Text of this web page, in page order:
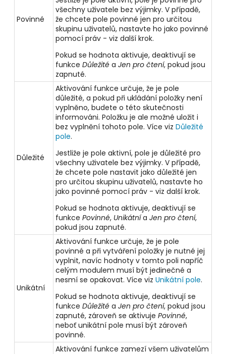
Povinné
všechny uživatele bez výjimky. V případě,
že chcete pole povinné jen pro určitou
skupinu uživatelů, nastavte ho jako povinné
pomocí práv - viz další krok.
Pokud se hodnota aktivuje, deaktivují se
funkceDůležité aJen pro čtení, pokud jsou
zapnuté.
Důležité
Aktivování funkce určuje, že je pole
důležité, a pokud při ukládání položky není
vyplněno, budete o této skutečnosti
informováni. Položku je ale možné uložit i
bez vyplnění tohoto pole. Více vizDůležité
pole.
Jestliže je pole aktivní, pole je důležité pro
všechny uživatele bez výjimky. V případě,
že chcete pole nastavit jako důležité jen
pro určitou skupinu uživatelů, nastavte ho
jako povinné pomocí práv - viz další krok.
Pokud se hodnota aktivuje, deaktivují se
funkcePovinné, UnikátníaJen pro čtení,
pokud jsou zapnuté.
Unikátní
Aktivování funkce určuje, že je pole
povinné a při vytváření položky je nutné jej
vyplnit, navíc hodnoty v tomto poli napříč
celým modulem musí být jedinečné a
nesmí se opakovat. Více vizUnikátní pole.
Pokud se hodnota aktivuje, deaktivují se
funkceDůležité aJen pro čtení, pokud jsou
zapnuté, zároveň se aktivujePovinné,
neboť unikátní pole musí být zároveň
povinné.
Aktivování funkce zamezí všem uživatelům